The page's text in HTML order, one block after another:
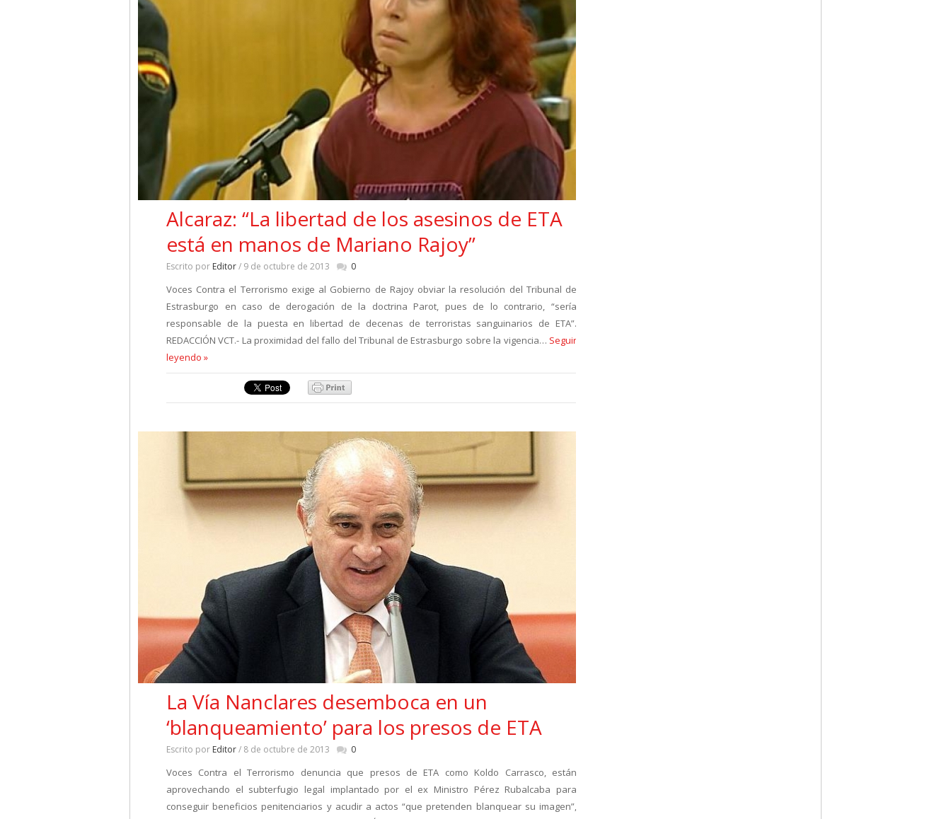
Alcaraz: “La libertad de los asesinos de ETA
está en manos de Mariano Rajoy”
Escrito por Editor/ 9 de octubre de 2013 0
Voces Contra el Terrorismo exige al Gobierno de Rajoy obviar la resolución del Tribunal de
Estrasburgo en caso de derogación de la doctrina Parot, pues de lo contrario, “sería
responsable de la puesta en libertad de decenas de terroristas sanguinarios de ETA”.
REDACCIÓN VCT.- La proximidad del fallo del Tribunal de Estrasburgo sobre la vigencia… Seguir
leyendo »
La Vía Nanclares desemboca en un
‘blanqueamiento’ para los presos de ETA
Escrito por Editor/ 8 de octubre de 2013 0
Voces Contra el Terrorismo denuncia que presos de ETA como Koldo Carrasco, están
aprovechando el subterfugio legal implantado por el ex Ministro Pérez Rubalcaba para
conseguir beneficios penitenciarios y acudir a actos “que pretenden blanquear su imagen”,